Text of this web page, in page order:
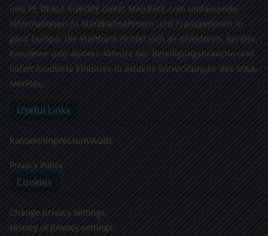
und PE DEALS EUROPE bietet MAJUNKE.com umfassende
Informationen zu Marktteilnehmern und Transaktionen in
ganz Europa. Die Plattform richtet sich an Investoren, Berater,
Kanzleien und weitere Akteure der Beteiligungsbranche und
liefert fundierte Einblicke in aktuelle Entwicklungen des M&A-
Marktes.
Useful Links
Kontakt/Impressum/AGBs
Privacy Policy
Cookies
Change privacy settings
History of privacy settings